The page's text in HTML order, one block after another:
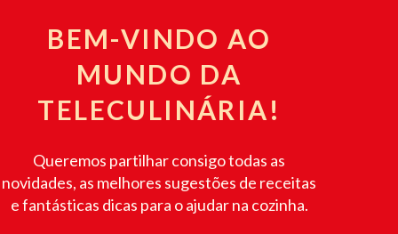
BEM-VINDO AO
MUNDO DA
TELECULINÁRIA!
Queremos partilhar consigo todas as
novidades, as melhores sugestões de receitas
e fantásticas dicas para o ajudar na cozinha.